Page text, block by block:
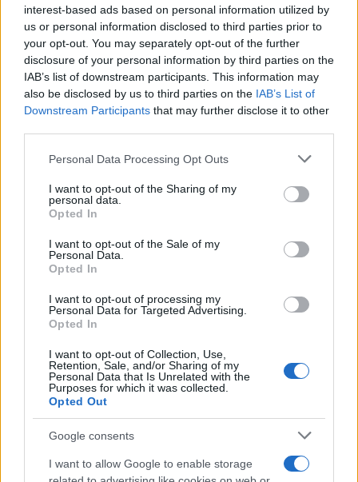
interest-based ads based on personal information utilized by
us or personal information disclosed to third parties prior to
your opt-out. You may separately opt-out of the further
disclosure of your personal information by third parties on the
IAB’s list of downstream participants. This information may
also be disclosed by us to third parties on the IAB’s List of
Downstream Participants that may further disclose it to other
Please note that this website/app uses one or more Google
not limited to your visit or usage behaviour. You may click to
grant or deny consent to Google and its third-party tags to
use your data for below specified purposes in below Google
consent section.
Personal Data Processing Opt Outs
I want to opt-out of the Sharing of my
personal data.
Opted In
I want to opt-out of the Sale of my
Personal Data.
Opted In
I want to opt-out of processing my
Personal Data for Targeted Advertising.
Opted In
I want to opt-out of Collection, Use,
Retention, Sale, and/or Sharing of my
Personal Data that Is Unrelated with the
Purposes for which it was collected.
Opted Out
Google consents
I want to allow Google to enable storage
Κλιματική αλλαγή και γεωργοί μετατρέπουν μια
αχανή έρημο της Γης σε… Εδέμ
Η έρημος Thar της Ινδίας έχει γίνει 38% πιο πράσινη τα
τελευταία 20 χρόνια λόγω του συνδυασμού της κλιματικής
αλλαγής και της γεωργικής επέκτασης σύμφωνα με μια νέα
19.04.2025 23:03
Συντακτική